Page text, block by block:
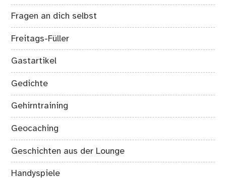
Fragen an dich selbst
Freitags-Füller
Gastartikel
Gedichte
Gehirntraining
Geocaching
Geschichten aus der Lounge
Handyspiele